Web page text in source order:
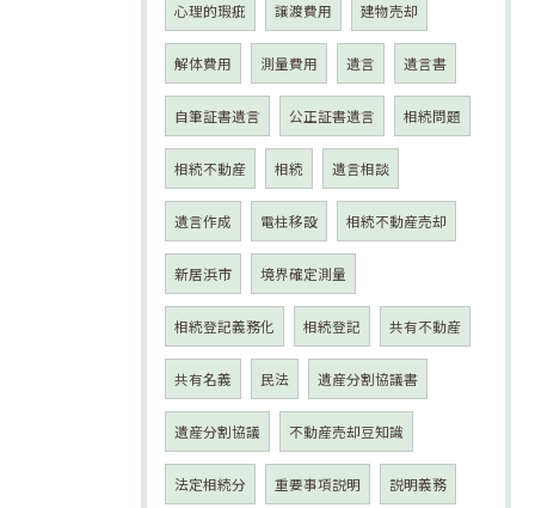
心理的瑕疵 譲渡費用 建物売却
解体費用 測量費用 遺言 遺言書
自筆証書遺言 公正証書遺言 相続問題
相続不動産 相続 遺言相談
遺言作成 電柱移設 相続不動産売却
新居浜市 境界確定測量
相続登記義務化 相続登記 共有不動産
共有名義 民法 遺産分割協議書
遺産分割協議 不動産売却豆知識
法定相続分 重要事項説明 説明義務